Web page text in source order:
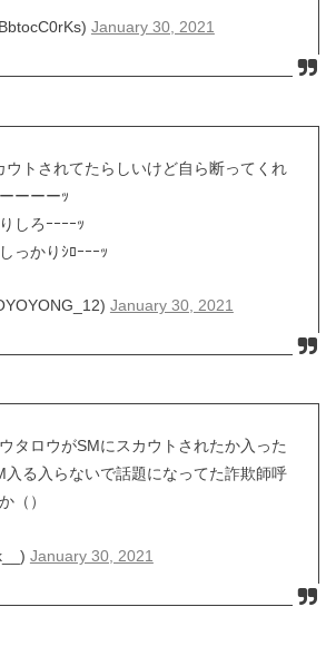
January 30, 2021
ウトされてたらしいけど自ら断ってくれ
ーーーｯ
しろｰｰｰｰｯ
っかりｼﾛｰｰｰｯ
January 30, 2021
タロウがSMにスカウトされたか入った
入る入らないで話題になってた詐欺師呼
（）
January 30, 2021